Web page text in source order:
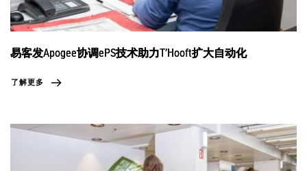
易客发Apogee协调ePS技术助力T’Hooft扩大自动化
了解更多